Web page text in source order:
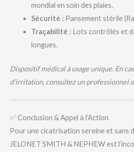
mondial en soin des plaies.
Sécurité : Pansement stérile
Traçabilité : Lots contrôlés et
longues.
Dispositif médical à usage unique. En
d’irritation, consultez un professionnel
✅ Conclusion & Appel à l’Action
Pour une cicatrisation sereine et sans
JELONET SMITH & NEPHEW est